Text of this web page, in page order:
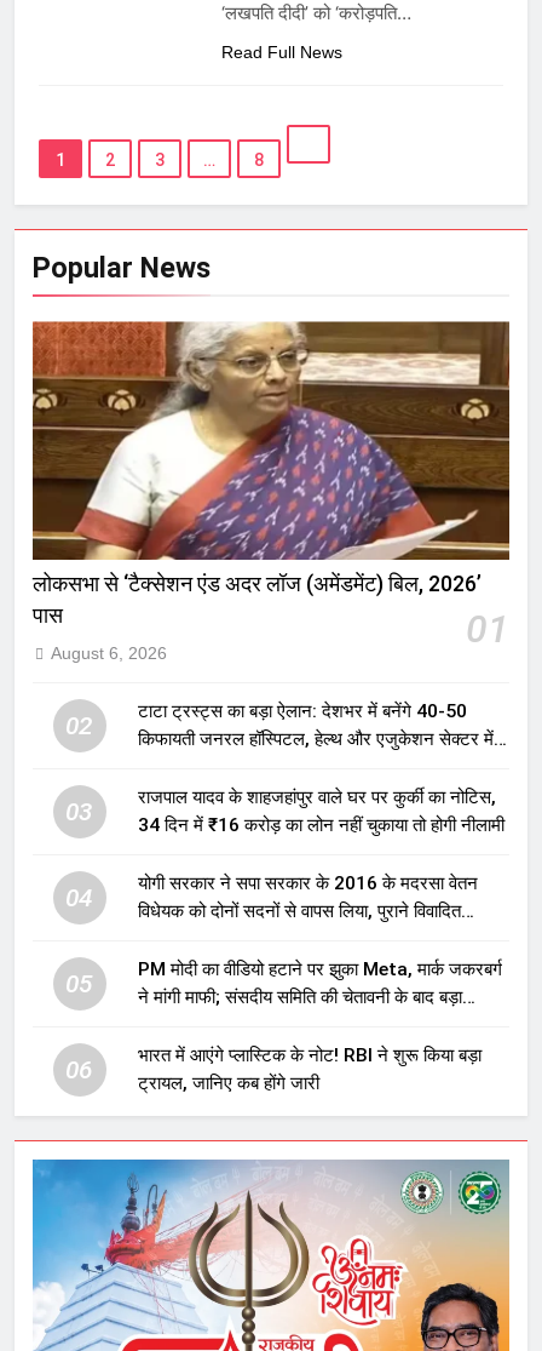
‘लखपति दीदी’ को ‘करोड़पति…
Read Full News
1 2 3 … 8
Popular News
लोकसभा से ‘टैक्सेशन एंड अदर लॉज (अमेंडमेंट) बिल, 2026’
पास
01
August 6, 2026
02
टाटा ट्रस्ट्स का बड़ा ऐलान: देशभर में बनेंगे 40-50
किफायती जनरल हॉस्पिटल, हेल्थ और एजुकेशन सेक्टर में
03
राजपाल यादव के शाहजहांपुर वाले घर पर कुर्की का नोटिस,
34 दिन में ₹16 करोड़ का लोन नहीं चुकाया तो होगी नीलामी
04
योगी सरकार ने सपा सरकार के 2016 के मदरसा वेतन
विधेयक को दोनों सदनों से वापस लिया, पुराने विवादित
05
PM मोदी का वीडियो हटाने पर झुका Meta, मार्क जकरबर्ग
ने मांगी माफी; संसदीय समिति की चेतावनी के बाद बड़ा
06
भारत में आएंगे प्लास्टिक के नोट! RBI ने शुरू किया बड़ा
ट्रायल, जानिए कब होंगे जारी